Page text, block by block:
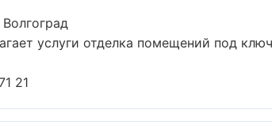
услуги отделка помещений под
21